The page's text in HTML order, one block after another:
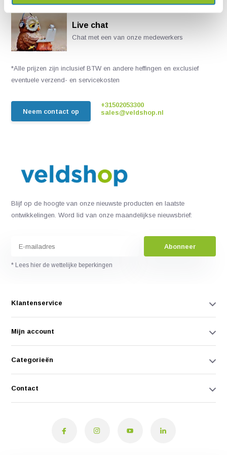
Live chat
Chat met een van onze medewerkers
*Alle prijzen zijn inclusief BTW en andere heffingen en exclusief
eventuele verzend- en servicekosten
Neem contact op
+31502053300
sales@veldshop.nl
Blijf op de hoogte van onze nieuwste producten en laatste
ontwikkelingen. Word lid van onze maandelijkse nieuwsbrief:
Abonneer
* Lees hier de wettelijke beperkingen
Klantenservice
Mijn account
Categorieën
Contact